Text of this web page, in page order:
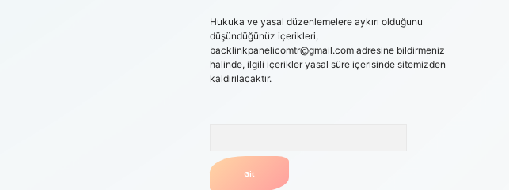
Hukuka ve yasal düzenlemelere aykırı olduğunu
düşündüğünüz içerikleri,
backlinkpanelicomtr@gmail.comadresine bildirmeniz
halinde, ilgili içerikler yasal süre içerisinde sitemizden
kaldırılacaktır.